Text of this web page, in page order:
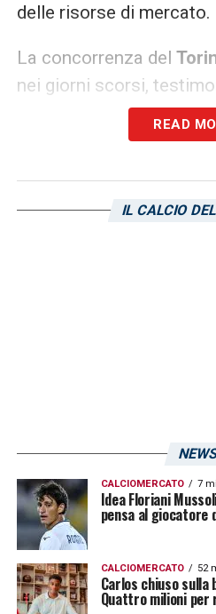
delle risorse di mercato.
La concorrenza del
nei giorni scorsi,
riconosciuto a Pezzella
granata sono anch’essi
Sarà una corsa a due, o
READ
IL CALCIO
CALCIOMERCATO 7
Idea Floriani
pensa al giocatore
CALCIOMERCATO 52
Carlos chiuso
Quattro milioni